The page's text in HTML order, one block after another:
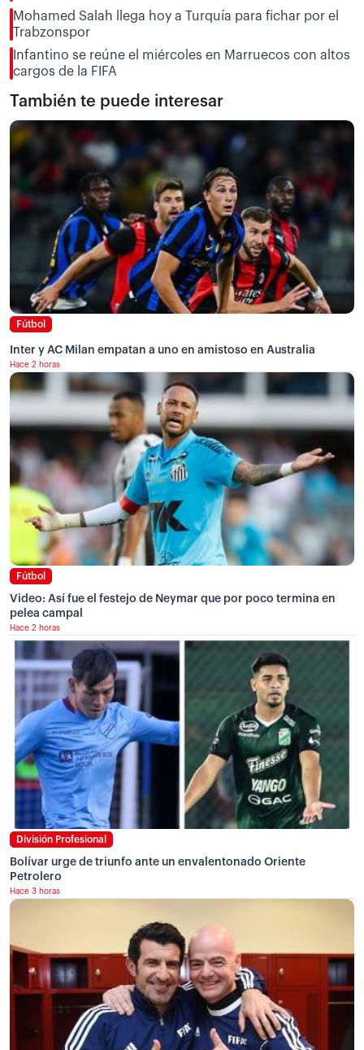
Mohamed Salah llega hoy a Turquía para fichar por el
Trabzonspor
Infantino se reúne el miércoles en Marruecos con altos
cargos de la FIFA
También te puede interesar
Fútbol
Inter y AC Milan empatan a uno en amistoso en Australia
Hace 2 horas
Fútbol
Video: Así fue el festejo de Neymar que por poco termina en
pelea campal
Hace 2 horas
División Profesional
Bolívar urge de triunfo ante un envalentonado Oriente
Petrolero
Hace 3 horas